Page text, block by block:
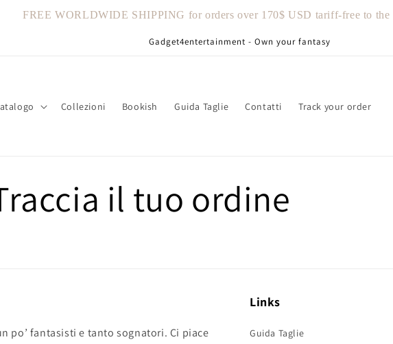
FREE WORLDWIDE SHIPPING for orders over 170$ USD tariff-free to the
Gadget4entertainment - Own your fantasy
Collezioni Bookish Guida Taglie Contatti Track your order
il tuo ordine
po’ fantasisti e tanto sognatori. Ci piace
Links
Guida Taglie